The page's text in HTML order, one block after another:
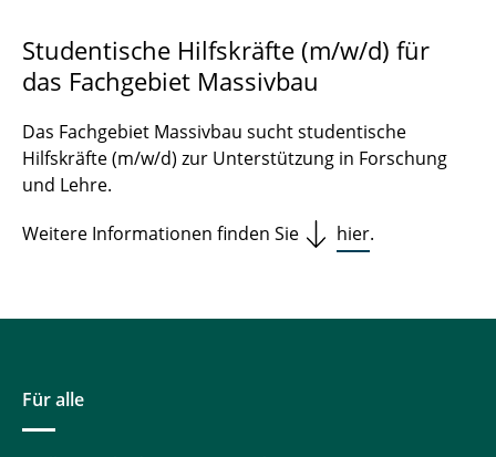
Studentische Hilfskräfte (m/w/d) für
das Fachgebiet Massivbau
Das Fachgebiet Massivbau sucht studentische
Hilfskräfte (m/w/d) zur Unterstützung in Forschung
und Lehre.
Weitere Informationen finden Sie
hier.
Für alle